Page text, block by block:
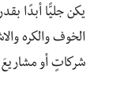
يكن جليًّا أبدًا
الخوف والكره
شركاتٍ أو